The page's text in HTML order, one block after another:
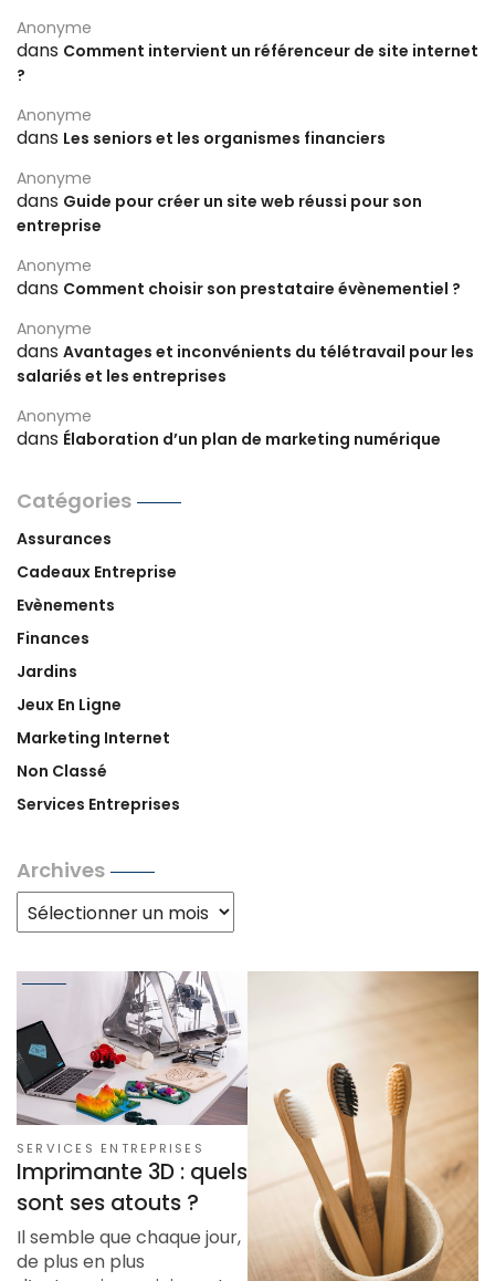
Anonyme
dans Comment intervient un référenceur de site internet
?
Anonyme
dans Les seniors et les organismes financiers
Anonyme
dans Guide pour créer un site web réussi pour son
entreprise
Anonyme
dans Comment choisir son prestataire évènementiel ?
Anonyme
dans Avantages et inconvénients du télétravail pour les
salariés et les entreprises
Anonyme
dans Élaboration d’un plan de marketing numérique
Catégories
Assurances
Cadeaux Entreprise
Evènements
Finances
Jardins
Jeux En Ligne
Marketing Internet
Non Classé
Services Entreprises
Archives
Archives
SERVICES ENTREPRISES
Imprimante 3D : quels
sont ses atouts ?
Il semble que chaque jour,
de plus en plus